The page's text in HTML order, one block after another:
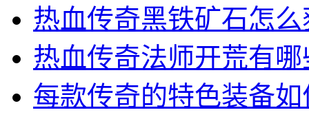
热血传奇黑铁矿石怎
热血传奇法师开荒有
每款传奇的特色装备